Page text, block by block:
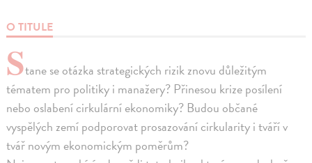
O TITULE
Stane se otázka strategických rizik znovu důležitým
tématem pro politiky i manažery? Přinesou krize posílení
nebo oslabení cirkulární ekonomiky? Budou občané
vyspělých zemí podporovat prosazování cirkularity i tváří v
tvář novým ekonomickým poměrům?